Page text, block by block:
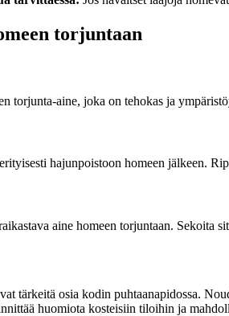
torjuntaan
torjunta-aine, joka on tehokas ja
hajunpoistoon homeen jälkeen.
aine homeen torjuntaan. Sekoita
tärkeitä osia kodin puhtaanapidossa.
huomiota kosteisiin tiloihin ja